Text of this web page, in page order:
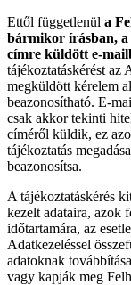
Ettől függetlenül a
bármikor írásban, a
címre küldött e-
tájékoztatáskérést az
megküldött kérelem
beazonosítható. E-
csak akkor tekinti
címéről küldik, ez
tájékoztatás
beazonosítsa.
A tájékoztatáskérés
kezelt adataira, azok
időtartamára, az
Adatkezeléssel
adatoknak
vagy kapják meg